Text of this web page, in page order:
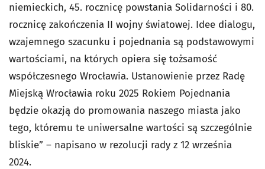
niemieckich, 45. rocznicę powstania Solidarności i 80.
rocznicę zakończenia II wojny światowej. Idee dialogu,
wzajemnego szacunku i pojednania są podstawowymi
wartościami, na których opiera się tożsamość
współczesnego Wrocławia. Ustanowienie przez Radę
Miejską Wrocławia roku 2025 Rokiem Pojednania
będzie okazją do promowania naszego miasta jako
tego, któremu te uniwersalne wartości są szczególnie
bliskie” – napisano w rezolucji rady z 12 września
2024.